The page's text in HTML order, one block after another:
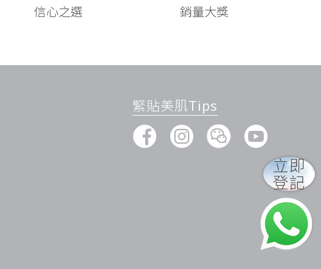
立即
登記
信心之選
銷量大獎
緊貼美肌Tips